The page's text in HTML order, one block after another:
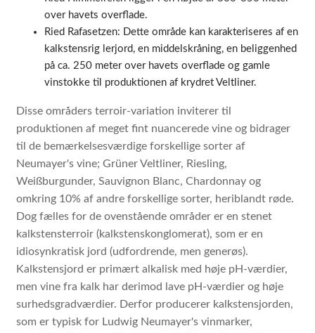
over havets overflade.
Ried Rafasetzen: Dette område kan karakteriseres af en
kalkstensrig lerjord, en middelskråning, en beliggenhed
på ca. 250 meter over havets overflade og gamle
vinstokke til produktionen af krydret Veltliner.
Disse områders terroir-variation inviterer til
produktionen af meget fint nuancerede vine og bidrager
til de bemærkelsesværdige forskellige sorter af
Neumayer's vine; Grüner Veltliner, Riesling,
Weißburgunder, Sauvignon Blanc, Chardonnay og
omkring 10% af andre forskellige sorter, heriblandt røde.
Dog fælles for de ovenstående områder er en stenet
kalkstensterroir (kalkstenskonglomerat), som er en
idiosynkratisk jord (udfordrende, men generøs).
Kalkstensjord er primært alkalisk med høje pH-værdier,
men vine fra kalk har derimod lave pH-værdier og høje
surhedsgradværdier. Derfor producerer kalkstensjorden,
som er typisk for Ludwig Neumayer's vinmarker,